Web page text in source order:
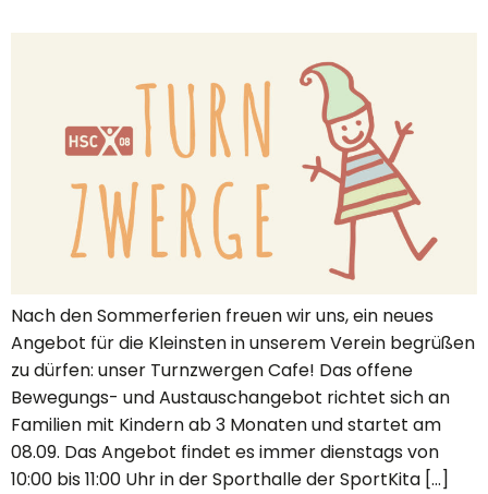
Nach den Sommerferien freuen wir uns, ein neues
Angebot für die Kleinsten in unserem Verein begrüßen
zu dürfen: unser Turnzwergen Cafe! Das offene
Bewegungs- und Austauschangebot richtet sich an
Familien mit Kindern ab 3 Monaten und startet am
08.09. Das Angebot findet es immer dienstags von
10:00 bis 11:00 Uhr in der Sporthalle der SportKita […]